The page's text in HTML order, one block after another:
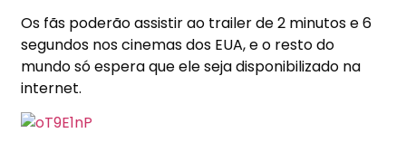
Os fãs poderão assistir ao trailer de 2 minutos e 6
segundos nos cinemas dos EUA, e o resto do
mundo só espera que ele seja disponibilizado na
internet.